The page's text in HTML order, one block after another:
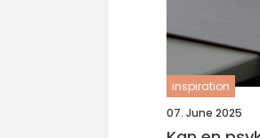
inspiration
07. June 2025